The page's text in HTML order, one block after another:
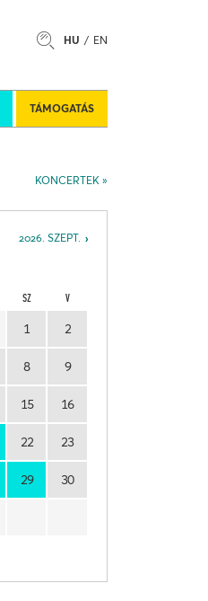
HU EN
TÁMOGATÁS
KONCERTEK
2026. SZEPT.
SZ V
1 2
8 9
15 16
22 23
29 30